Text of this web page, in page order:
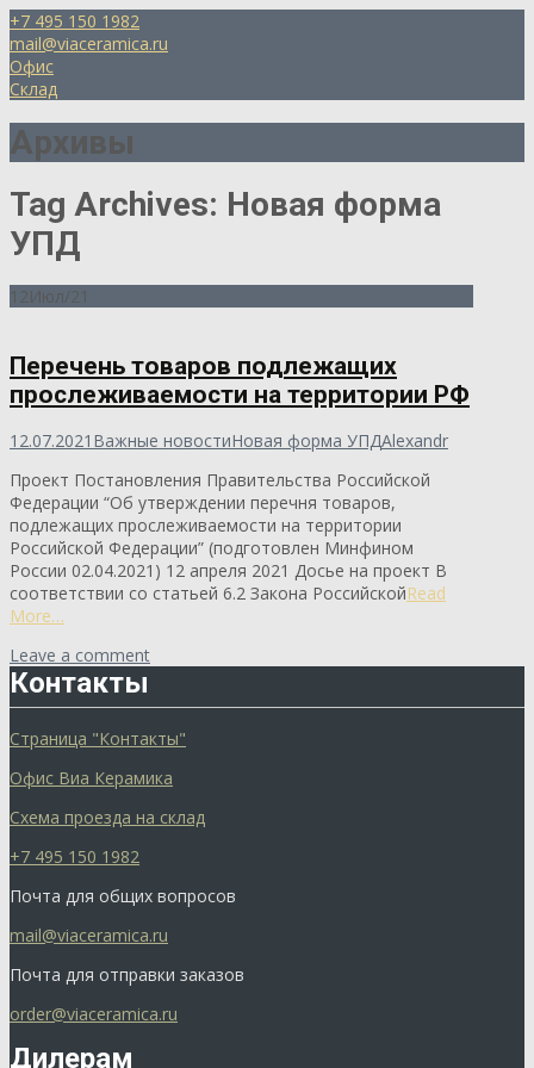
+7 495 150 1982
mail@viaceramica.ru
Офис
Склад
Архивы
Tag Archives: Новая форма
УПД
12Июл/21
Перечень товаров подлежащих
прослеживаемости на территории РФ
12.07.2021 Важные новостиНовая форма УПДAlexandr
Проект Постановления Правительства Российской
Федерации “Об утверждении перечня товаров,
подлежащих прослеживаемости на территории
Российской Федерации” (подготовлен Минфином
России 02.04.2021) 12 апреля 2021 Досье на проект В
соответствии со статьей 6.2 Закона РоссийскойRead
More…
Leave a comment
Контакты
Страница "Контакты"
Офис Виа Керамика
Схема проезда на склад
+7 495 150 1982
Почта для общих вопросов
mail@viaceramica.ru
Почта для отправки заказов
order@viaceramica.ru
Дилерам